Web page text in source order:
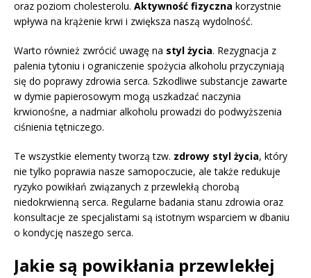
oraz poziom cholesterolu. Aktywność fizyczna korzystnie
wpływa na krążenie krwi i zwiększa naszą wydolność.
Warto również zwrócić uwagę na styl życia. Rezygnacja z
palenia tytoniu i ograniczenie spożycia alkoholu przyczyniają
się do poprawy zdrowia serca. Szkodliwe substancje zawarte
w dymie papierosowym mogą uszkadzać naczynia
krwionośne, a nadmiar alkoholu prowadzi do podwyższenia
ciśnienia tętniczego.
Te wszystkie elementy tworzą tzw. zdrowy styl życia, który
nie tylko poprawia nasze samopoczucie, ale także redukuje
ryzyko powikłań związanych z przewlekłą chorobą
niedokrwienną serca. Regularne badania stanu zdrowia oraz
konsultacje ze specjalistami są istotnym wsparciem w dbaniu
o kondycję naszego serca.
Jakie są powikłania przewlekłej